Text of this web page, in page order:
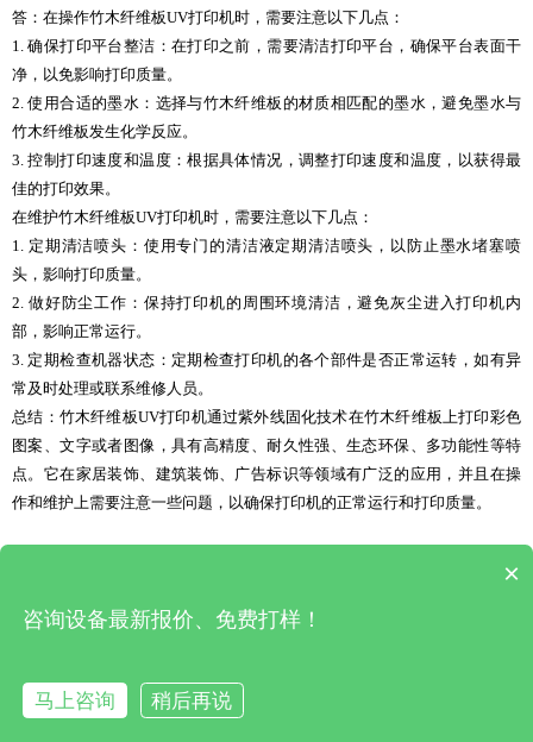
答：在操作竹木纤维板UV打印机时，需要注意以下几点：
1. 确保打印平台整洁：在打印之前，需要清洁打印平台，确保平台表面干
净，以免影响打印质量。
2. 使用合适的墨水：选择与竹木纤维板的材质相匹配的墨水，避免墨水与
竹木纤维板发生化学反应。
3. 控制打印速度和温度：根据具体情况，调整打印速度和温度，以获得最
佳的打印效果。
在维护竹木纤维板UV打印机时，需要注意以下几点：
1. 定期清洁喷头：使用专门的清洁液定期清洁喷头，以防止墨水堵塞喷
头，影响打印质量。
2. 做好防尘工作：保持打印机的周围环境清洁，避免灰尘进入打印机内
部，影响正常运行。
3. 定期检查机器状态：定期检查打印机的各个部件是否正常运转，如有异
常及时处理或联系维修人员。
总结：竹木纤维板UV打印机通过紫外线固化技术在竹木纤维板上打印彩色
图案、文字或者图像，具有高精度、耐久性强、生态环保、多功能性等特
点。它在家居装饰、建筑装饰、广告标识等领域有广泛的应用，并且在操
作和维护上需要注意一些问题，以确保打印机的正常运行和打印质量。
×
咨询设备最新报价、免费打样！
马上咨询
稍后再说
在线咨询